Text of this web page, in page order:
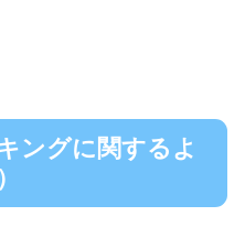
ングに関するよ